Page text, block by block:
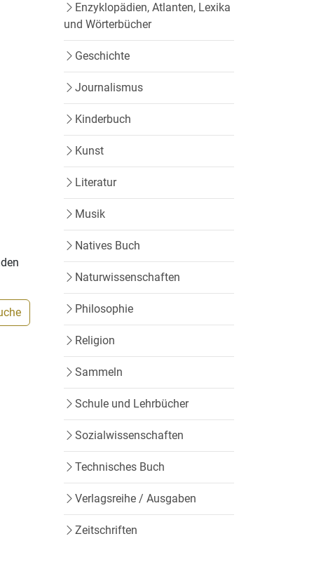
Enzyklopädien, Atlanten, Lexika
und Wörterbücher
Geschichte
Journalismus
Kinderbuch
Kunst
Literatur
Musik
Natives Buch
Naturwissenschaften
Philosophie
Religion
Sammeln
Schule und Lehrbücher
Sozialwissenschaften
Technisches Buch
Verlagsreihe / Ausgaben
Zeitschriften